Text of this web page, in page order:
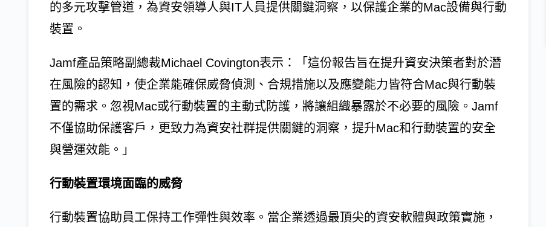
的多元攻擊管道，為資安領導人與IT人員提供關鍵洞察，以保護企業的Mac設備與行動
裝置。
Jamf產品策略副總裁Michael Covington表示：「這份報告旨在提升資安決策者對於潛
在風險的認知，使企業能確保威脅偵測、合規措施以及應變能力皆符合Mac與行動裝
置的需求。忽視Mac或行動裝置的主動式防護，將讓組織暴露於不必要的風險。Jamf
不僅協助保護客戶，更致力為資安社群提供關鍵的洞察，提升Mac和行動裝置的安全
與營運效能。」
行動裝置環境面臨的威脅
行動裝置協助員工保持工作彈性與效率。當企業透過最頂尖的資安軟體與政策實施，